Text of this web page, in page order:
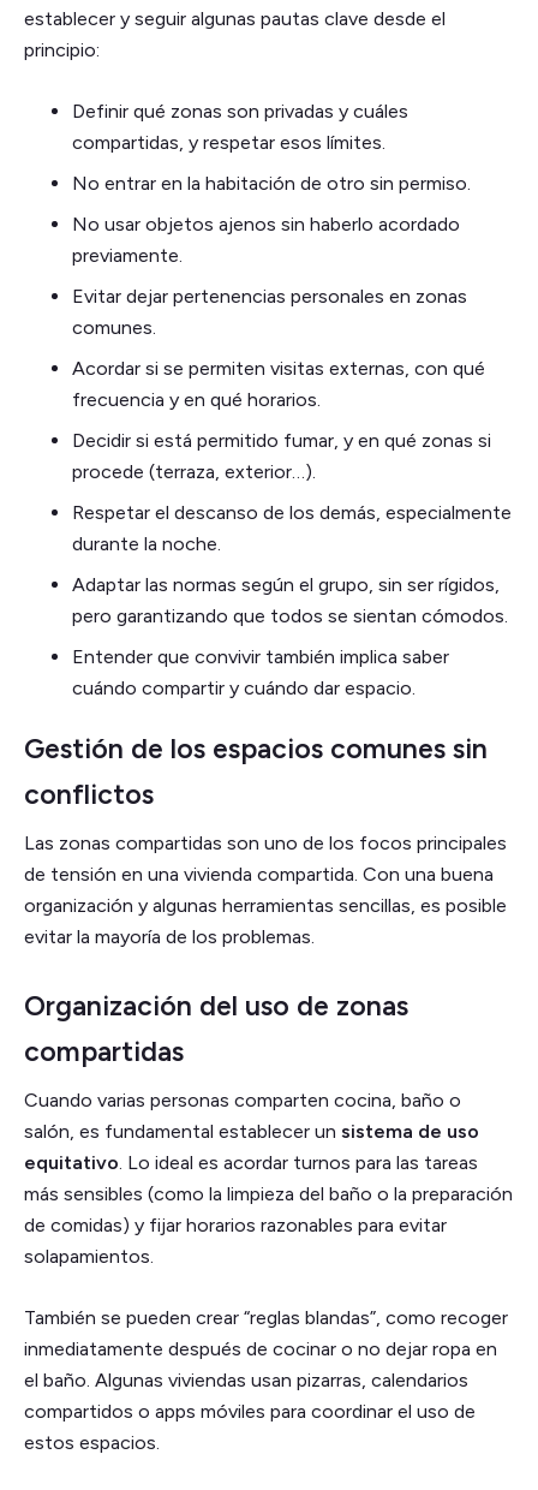
establecer y seguir algunas pautas clave desde el
principio:
Definir qué zonas son privadas y cuáles
compartidas, y respetar esos límites.
No entrar en la habitación de otro sin permiso.
No usar objetos ajenos sin haberlo acordado
previamente.
Evitar dejar pertenencias personales en zonas
comunes.
Acordar si se permiten visitas externas, con qué
frecuencia y en qué horarios.
Decidir si está permitido fumar, y en qué zonas si
procede (terraza, exterior…).
Respetar el descanso de los demás, especialmente
durante la noche.
Adaptar las normas según el grupo, sin ser rígidos,
pero garantizando que todos se sientan cómodos.
Entender que convivir también implica saber
cuándo compartir y cuándo dar espacio.
Gestión de los espacios comunes sin
conflictos
Las zonas compartidas son uno de los focos principales
de tensión en una vivienda compartida. Con una buena
organización y algunas herramientas sencillas, es posible
evitar la mayoría de los problemas.
Organización del uso de zonas
compartidas
Cuando varias personas comparten cocina, baño o
salón, es fundamental establecer un sistema de uso
equitativo. Lo ideal es acordar turnos para las tareas
más sensibles (como la limpieza del baño o la preparación
de comidas) y fijar horarios razonables para evitar
solapamientos.
También se pueden crear “reglas blandas”, como recoger
inmediatamente después de cocinar o no dejar ropa en
el baño. Algunas viviendas usan pizarras, calendarios
compartidos o apps móviles para coordinar el uso de
estos espacios.